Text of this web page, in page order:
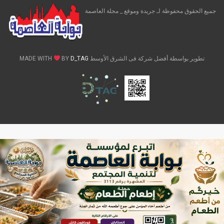
جميع الحقوق محفوظة لـ جريدة وموقع _ مجلة العاصمة
تطوير بواسطة أفضل شركة فى الشرق الأوسط MADE WITH BY D_TAG